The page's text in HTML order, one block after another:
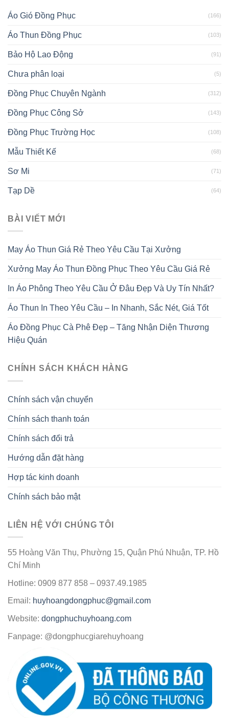
Áo Gió Đồng Phục (166)
Áo Thun Đồng Phục (103)
Bảo Hộ Lao Động (91)
Chưa phân loại (5)
Đồng Phục Chuyên Ngành (312)
Đồng Phục Công Sở (143)
Đồng Phục Trường Học (108)
Mẫu Thiết Kế (68)
Sơ Mi (71)
Tạp Dề (64)
BÀI VIẾT MỚI
May Áo Thun Giá Rẻ Theo Yêu Cầu Tại Xưởng
Xưởng May Áo Thun Đồng Phục Theo Yêu Cầu Giá Rẻ
In Áo Phông Theo Yêu Cầu Ở Đâu Đẹp Và Uy Tín Nhất?
Áo Thun In Theo Yêu Cầu – In Nhanh, Sắc Nét, Giá Tốt
Áo Đồng Phục Cà Phê Đẹp – Tăng Nhận Diện Thương
Hiệu Quán
CHÍNH SÁCH KHÁCH HÀNG
Chính sách vận chuyển
Chính sách thanh toán
Chính sách đổi trả
Hướng dẫn đặt hàng
Hợp tác kinh doanh
Chính sách bảo mật
LIÊN HỆ VỚI CHÚNG TÔI
55 Hoàng Văn Thụ, Phường 15, Quận Phú Nhuận, TP. Hồ
Chí Minh
Hotline: 0909 877 858 – 0937.49.1985
Email: huyhoangdongphuc@gmail.com
Website: dongphuchuyhoang.com
Fanpage: @dongphucgiarehuyhoang